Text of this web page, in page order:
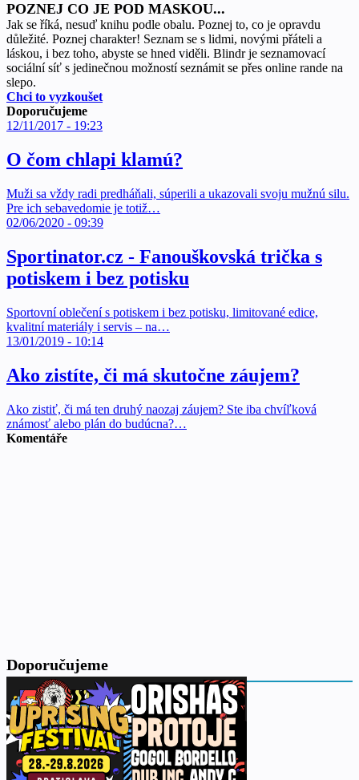
POZNEJ CO JE POD MASKOU...
Jak se říká, nesuď knihu podle obalu. Poznej to, co je opravdu
důležité. Poznej charakter! Seznam se s lidmi, novými přáteli a
láskou, i bez toho, abyste se hned viděli. Blindr je seznamovací
sociální síť s jedinečnou možností seznámit se přes online rande na
slepo.
Chci to vyzkoušet
Doporučujeme
12/11/2017 - 19:23
O čom chlapi klamú?
Muži sa vždy radi predháňali, súperili a ukazovali svoju mužnú silu.
Pre ich sebavedomie je totiž…
02/06/2020 - 09:39
Sportinator.cz - Fanouškovská trička s
potiskem i bez potisku
Sportovní oblečení s potiskem i bez potisku, limitované edice,
kvalitní materiály i servis – na…
13/01/2019 - 10:14
Ako zistíte, či má skutočne záujem?
Ako zistiť, či má ten druhý naozaj záujem? Ste iba chvíľková
známosť alebo plán do budúcna?…
Komentáře
Doporučujeme